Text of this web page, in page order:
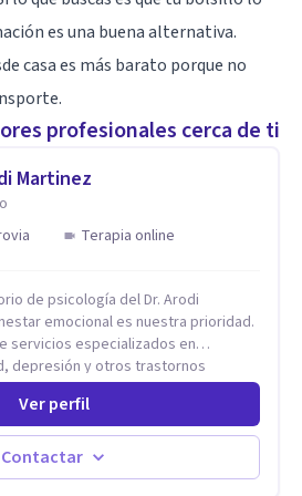
es una buena alternativa.
casa es más barato porque no
profesionales cerca de ti
Martinez
Terapia online
de psicología del Dr. Arodi
emocional es nuestra prioridad.
servicios especializados en
depresión y otros trastornos
a ofrecerte el mejor
mental. En nuestro
variedad de terapias y
para satisfacer tus necesidades
Trastornos de Ansiedad y
Ver perfil
Contactar